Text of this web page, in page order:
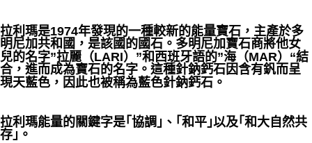
拉利瑪是1974年發現的一種較新的能量寶石，主產於多
明尼加共和國，是該國的國石。多明尼加寶石商將他女
兒的名字”拉麗（LARI）”和西班牙語的”海（MAR）“結
合，進而成為寶石的名字。這種針鈉鈣石因含有釩而呈
現天藍色，因此也被稱為藍色針鈉鈣石。
拉利瑪能量的關鍵字是｢協調｣、｢和平｣以及｢和大自然共
存｣。